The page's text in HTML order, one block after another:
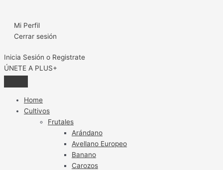
Mi Perfil
Cerrar sesión
Inicia Sesión o Registrate
ÚNETE A PLUS+
Home
Cultivos
Frutales
Arándano
Avellano Europeo
Banano
Carozos